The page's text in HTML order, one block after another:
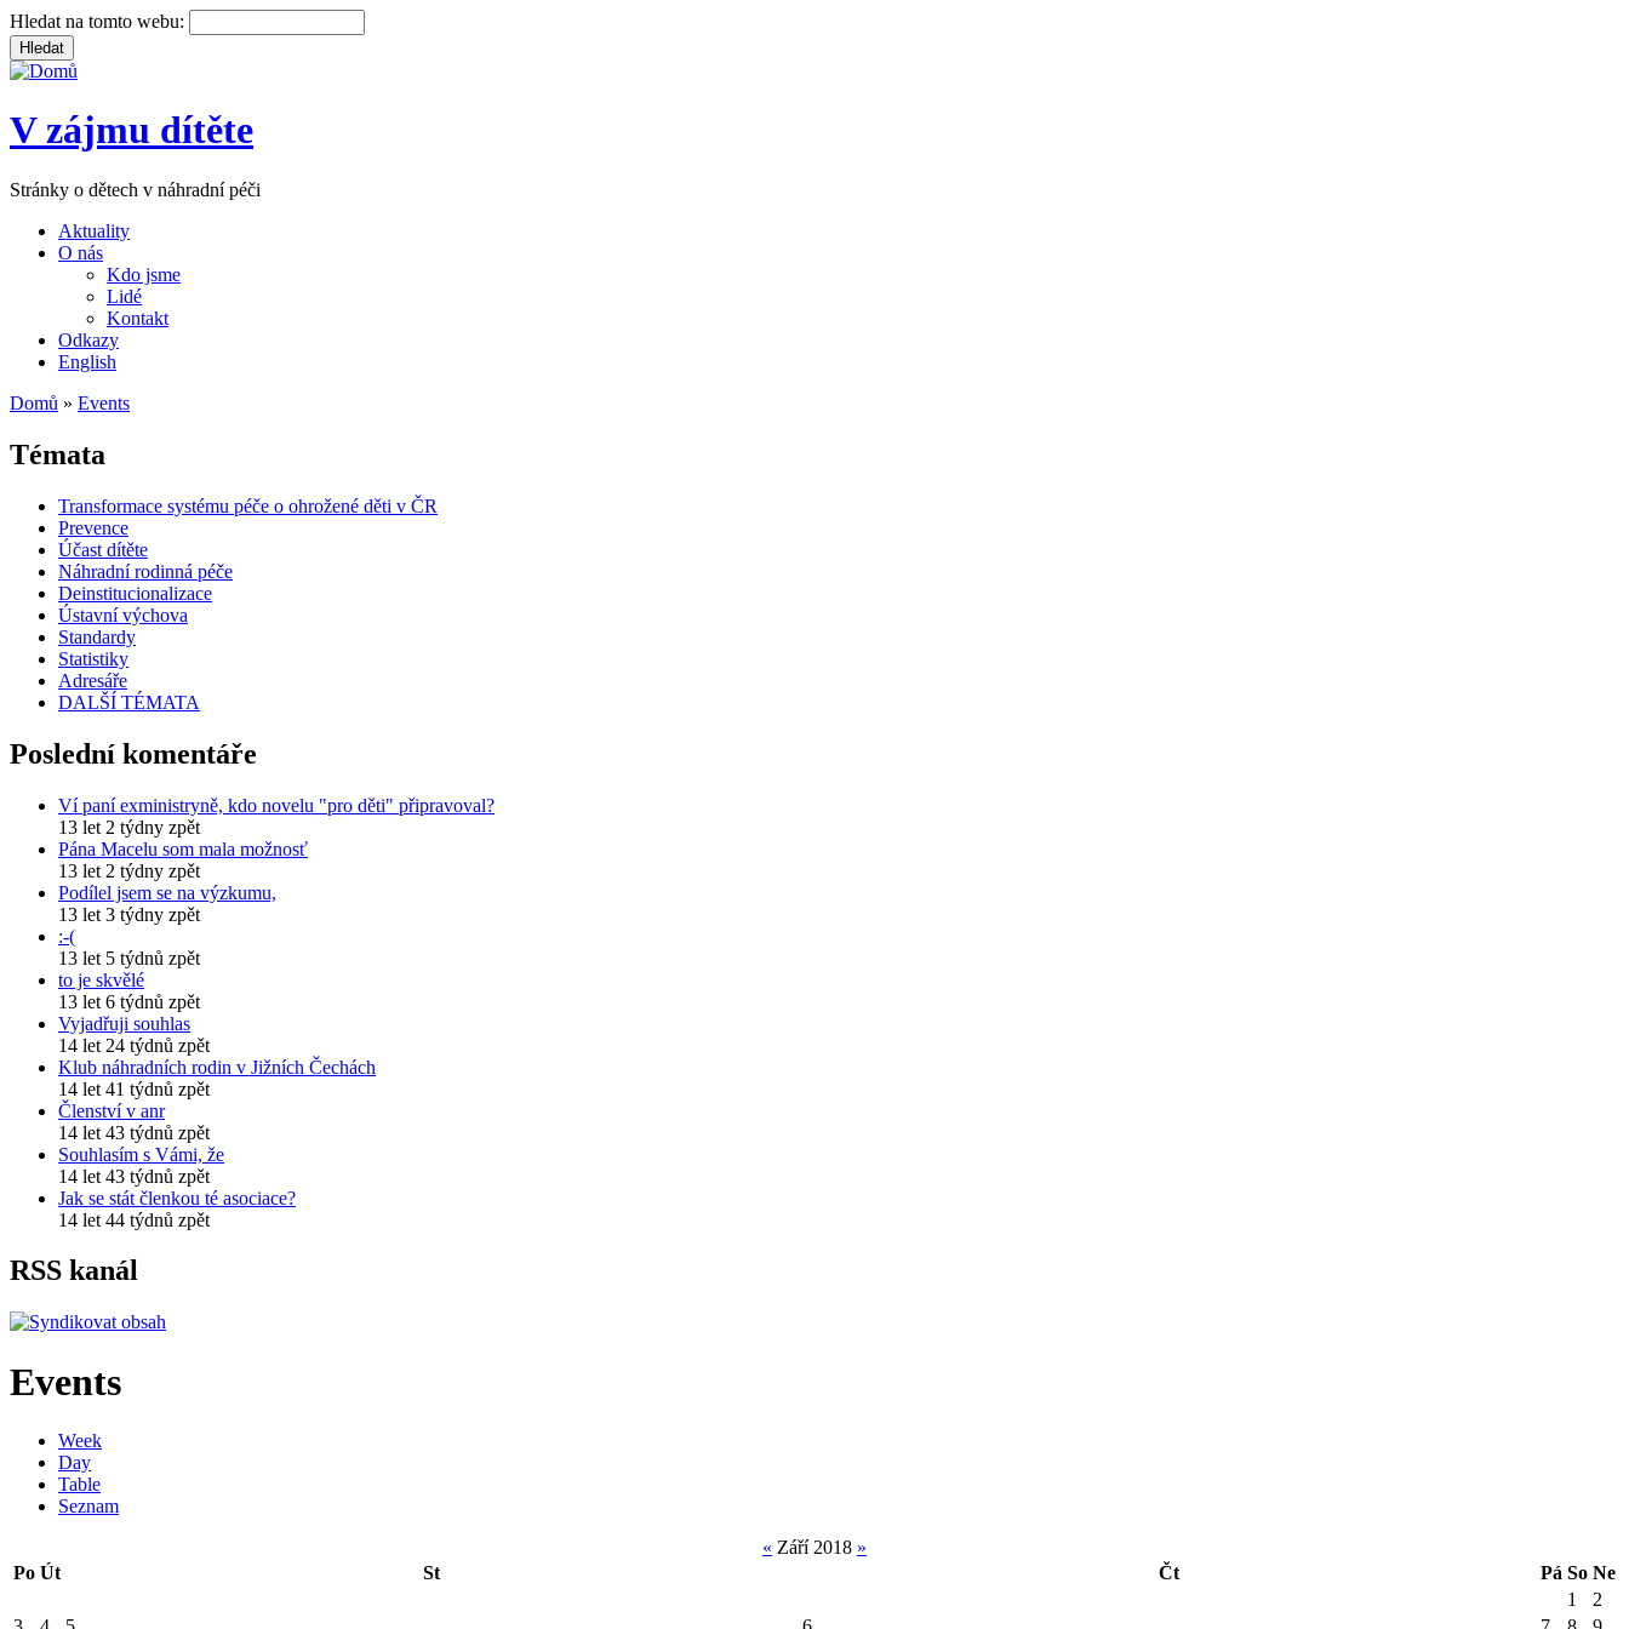
Hledat na tomto webu:
V zájmu dítěte
Stránky o dětech v náhradní péči
Aktuality
O nás
Kdo jsme
Lidé
Kontakt
Odkazy
English
Domů » Events
Témata
Transformace systému péče o ohrožené děti v ČR
Prevence
Účast dítěte
Náhradní rodinná péče
Deinstitucionalizace
Ústavní výchova
Standardy
Statistiky
Adresáře
DALŠÍ TÉMATA
Poslední komentáře
Ví paní exministryně, kdo novelu "pro děti" připravoval?
13 let 2 týdny zpět
Pána Macelu som mala možnosť
13 let 2 týdny zpět
Podílel jsem se na výzkumu,
13 let 3 týdny zpět
:-(
13 let 5 týdnů zpět
to je skvělé
13 let 6 týdnů zpět
Vyjadřuji souhlas
14 let 24 týdnů zpět
Klub náhradních rodin v Jižních Čechách
14 let 41 týdnů zpět
Členství v anr
14 let 43 týdnů zpět
Souhlasím s Vámi, že
14 let 43 týdnů zpět
Jak se stát členkou té asociace?
14 let 44 týdnů zpět
RSS kanál
Events
Week
Day
Table
Seznam
« Září 2018 »
Po Út St Čt Pá So Ne
1
2